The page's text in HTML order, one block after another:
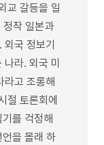
교 갈등을 일
작 일본과
국 정보기
라. 외국 미
고 조롱해
절 토론회에
를 걱정해
을 몰래 하